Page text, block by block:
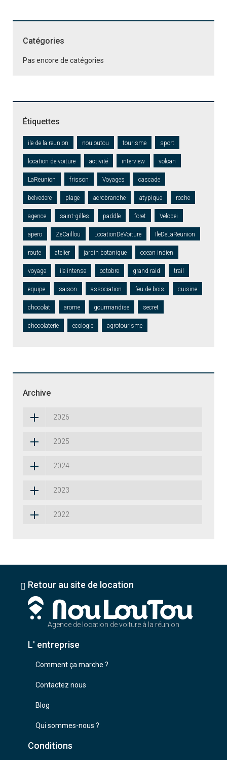
Catégories
Pas encore de catégories
Étiquettes
ile de la reunion nouloutou tourisme sport
location de voiture activité interview volcan
LaReunion frisson Voyages cascade
belvedere plage acrobranche atypique roche
agence saint-gilles paddle foret Velopei
apero ZeCaillou LocationDeVoiture IleDeLaReunion
route atelier jardin botanique ocean indien
voyage ile intense octobre grand raid trail
equipe saison association feu de bois cuisine
chocolat arome gourmandise secret
chocolaterie ecologie agrotourisme
Archive
2026
2025
2024
2023
2022
Retour au site de location
Agence de location de voiture à la réunion
L' entreprise
Comment ça marche ?
Contactez nous
Blog
Qui sommes-nous ?
Conditions